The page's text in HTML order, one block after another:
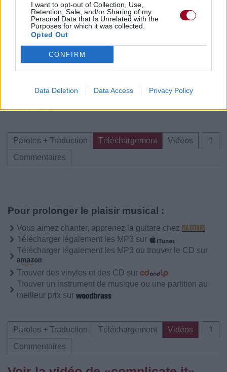
I want to opt-out of Collection, Use,
Retention, Sale, and/or Sharing of my
Personal Data that Is Unrelated with the
Purposes for which it was collected.
Opted Out
CONFIRM
Data Deletion Data Access Privacy Policy
Publié parKCheu 55178 3 4 6 le 27 janvier 2022 à
Albums : on to better things
⇑
Paroles + Traduction Téléchargement
Vidéos
Commentaires
Pour prolonger le plaisir musical :
Vous aimez chanter, apprenez la guitare chez
Télécharger légalement les MP3 sur
Télécharger légalement les MP3 ou trouver le CD sur
Trouver des vinyles et des CD sur
Trouver un instrument de musique ou une partition au
meilleur prix sur
⇑
Paroles + Traduction Téléchargement
Vidéos
Commentaires